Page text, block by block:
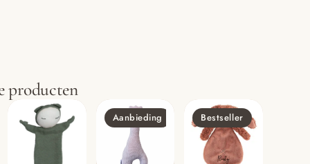
producten
Aanbieding Bestseller